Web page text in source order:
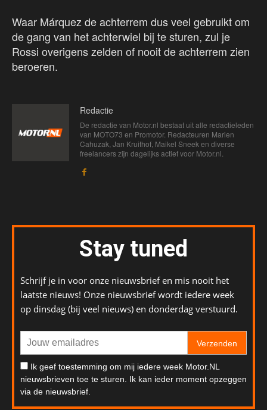
Waar Márquez de achterrem dus veel gebruikt om
de gang van het achterwiel bij te sturen, zul je
Rossi overigens zelden of nooit de achterrem zien
beroeren.
Redactie
De redactie van Motor.nl bestaat uit alle redactieleden
van MOTO73 en Promotor. Redacteuren Marien
Cahuzak, Jan Kruithof, Maikel Sneek en diverse
freelancers zijn dagelijks actief voor Motor.nl.
Stay tuned
Schrijf je in voor onze nieuwsbrief en mis nooit het
laatste nieuws! Onze nieuwsbrief wordt iedere week
op dinsdag (bij veel nieuws) en donderdag verstuurd.
Verzenden
Ik geef toestemming om mij iedere week Motor.NL
nieuwsbrieven toe te sturen. Ik kan ieder moment opzeggen
via de nieuwsbrief.